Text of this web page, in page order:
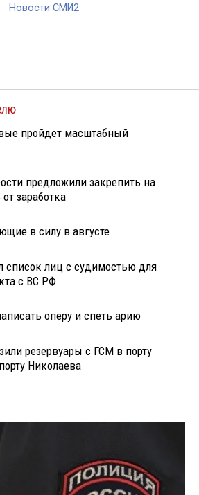
Новости СМИ2
пройдёт масштабный
предложили закрепить на
заработка
в силу в августе
список лиц с судимостью для
с ВС РФ
оперу и спеть арию
резервуары с ГСМ в порту
Николаева